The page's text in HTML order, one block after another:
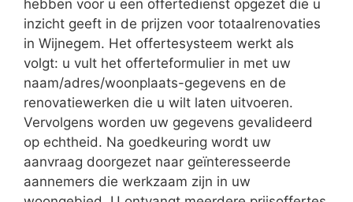
hebben voor u een offertedienst opgezet die u
inzicht geeft in de prijzen voor totaalrenovaties
in Wijnegem. Het offertesysteem werkt als
volgt: u vult het offerteformulier in met uw
naam/adres/woonplaats-gegevens en de
renovatiewerken die u wilt laten uitvoeren.
Vervolgens worden uw gegevens gevalideerd
op echtheid. Na goedkeuring wordt uw
aanvraag doorgezet naar geïnteresseerde
aannemers die werkzaam zijn in uw